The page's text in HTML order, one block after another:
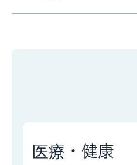
医療・健康